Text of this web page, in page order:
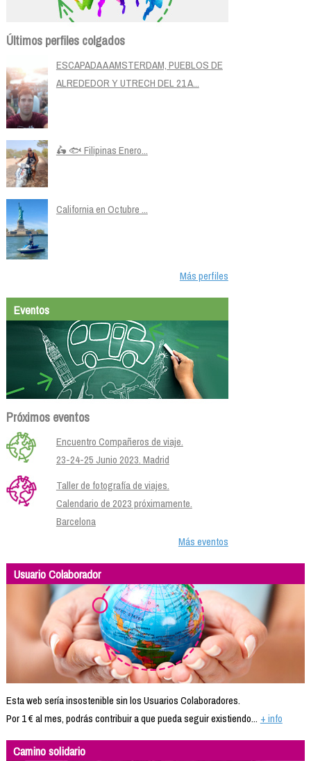
Últimos perfiles colgados
ESCAPADA A AMSTERDAM, PUEBLOS DE
ALREDEDOR Y UTRECH DEL 21 A...
🛵 🐟 Filipinas Enero...
California en Octubre ...
Más perfiles
Eventos
Próximos eventos
Encuentro Compañeros de viaje.
23-24-25 Junio 2023. Madrid
Taller de fotografía de viajes.
Calendario de 2023 próximamente.
Barcelona
Más eventos
Usuario Colaborador
Esta web sería insostenible sin los Usuarios Colaboradores.
Por 1 € al mes, podrás contribuir a que pueda seguir existiendo... + info
Camino solidario